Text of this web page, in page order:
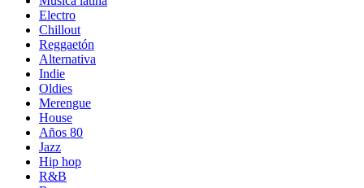
Electro
Chillout
Reggaetón
Alternativa
Indie
Oldies
Merengue
House
Años 80
Jazz
Hip hop
R&B